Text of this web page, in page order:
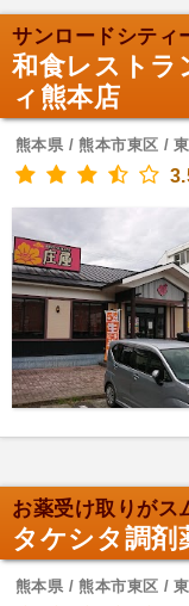
サンロードシティ
和食レストラ
ィ熊本店
熊本県 / 熊本市東区 /
お薬受け取りがス
タケシタ調剤
熊本県 / 熊本市東区 /